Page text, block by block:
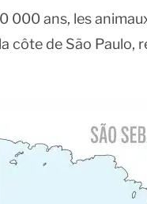
ans, les
côte de São Paulo,